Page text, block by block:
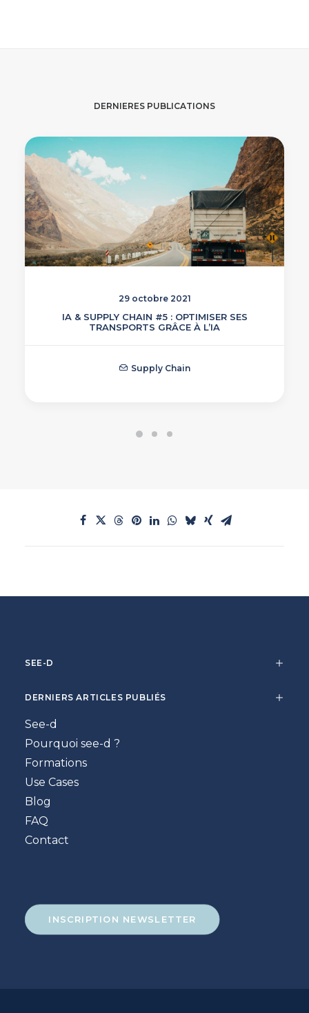
DERNIERES PUBLICATIONS
29 octobre 2021
IA & SUPPLY CHAIN #5 : OPTIMISER SES
TRANSPORTS GRÂCE À L’IA
Supply Chain
SEE-D
DERNIERS ARTICLES PUBLIÉS
See-d
Pourquoi see-d ?
Formations
Use Cases
Blog
FAQ
Contact
INSCRIPTION NEWSLETTER